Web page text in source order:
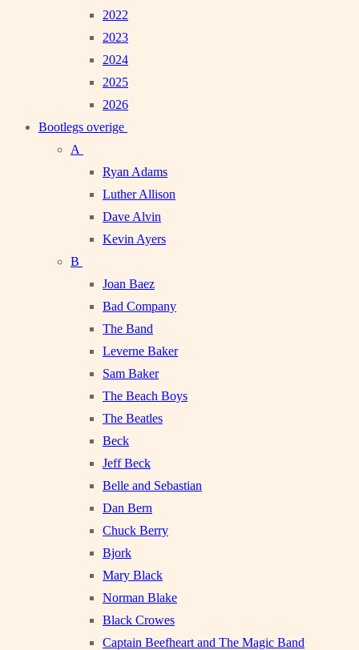
2022
2023
2024
2025
2026
Bootlegs overige
A
Ryan Adams
Luther Allison
Dave Alvin
Kevin Ayers
B
Joan Baez
Bad Company
The Band
Leverne Baker
Sam Baker
The Beach Boys
The Beatles
Beck
Jeff Beck
Belle and Sebastian
Dan Bern
Chuck Berry
Bjork
Mary Black
Norman Blake
Black Crowes
Captain Beefheart and The Magic Band